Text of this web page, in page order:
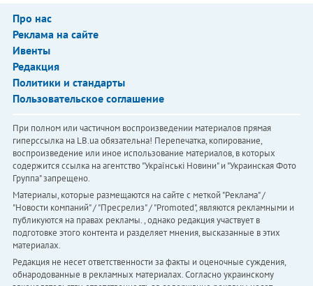
Про нас
Реклама на сайте
Ивенты
Редакция
Политики и стандарты
Пользовательское соглашение
При полном или частичном воспроизведении материалов прямая
гиперссылка на LB.ua обязательна! Перепечатка, копирование,
воспроизведение или иное использование материалов, в которых
содержится ссылка на агентство "Українськi Новини" и "Украинская Фото
Группа" запрещено.
Материалы, которые размещаются на сайте с меткой "Реклама" /
"Новости компаний" / "Пресрелиз" / "Promoted", являются рекламными и
публикуются на правах рекламы. , однако редакция участвует в
подготовке этого контента и разделяет мнения, высказанные в этих
материалах.
Редакция не несет ответственности за факты и оценочные суждения,
обнародованные в рекламных материалах. Согласно украинскому